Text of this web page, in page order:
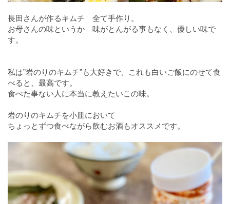
長田さんが作るキムチ 全て手作り。
お母さんの味というか 味がとんがる事もなく、優しい味で
す。
私は”岩のりのキムチ”も大好きで、これも白いご飯にのせて食
べると、最高です。
食べた事ない人に本当に教えたいこの味。
岩のりのキムチを小皿において
ちょっとずつ食べながら飲むお酒もオススメです。